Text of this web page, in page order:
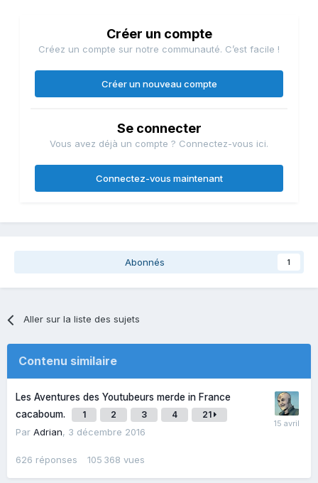
Créer un compte
Créez un compte sur notre communauté. C’est facile !
Créer un nouveau compte
Se connecter
Vous avez déjà un compte ? Connectez-vous ici.
Connectez-vous maintenant
Abonnés 1
Aller sur la liste des sujets
Contenu similaire
Les Aventures des Youtubeurs merde in France
cacaboum.
1 2 3 4 21
Par Adrian, 3 décembre 2016
626 réponses 105 368 vues